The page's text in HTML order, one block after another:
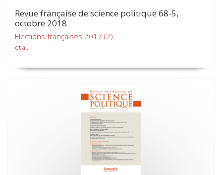
Revue française de science politique 68-5,
octobre 2018
Elections françaises 2017 (2)
et al.